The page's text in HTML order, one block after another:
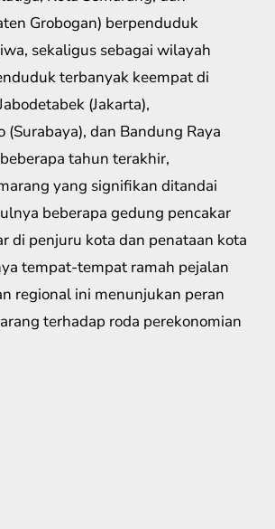
Grobogan) berpenduduk
sekaligus sebagai wilayah
terbanyak keempat di
(Jakarta),
(Surabaya), dan Bandung Raya
tahun terakhir,
yang signifikan ditandai
beberapa gedung pencakar
di penjuru kota dan penataan kota
tempat-tempat ramah pejalan
regional ini menunjukan peran
terhadap roda perekonomian